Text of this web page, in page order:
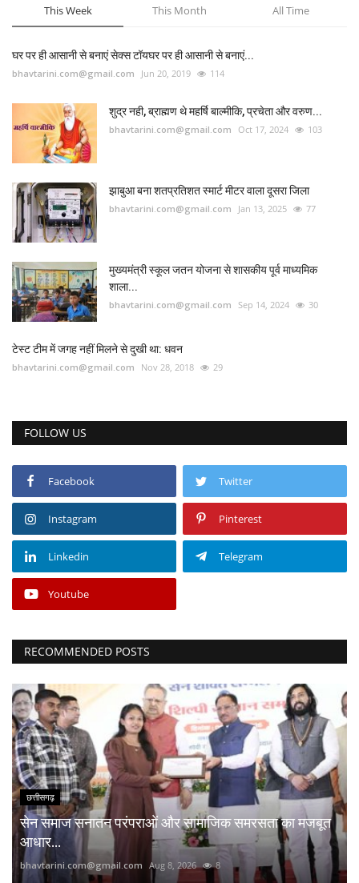
This Week This Month All Time
घर पर ही आसानी से बनाएं सेक्स टॉयघर पर ही आसानी से बनाएं...
bhavtarini.com@gmail.com Jun 20, 2019 114
शुद्र नही, ब्राह्मण थे महर्षि बाल्मीकि, प्रचेता और वरुण...
bhavtarini.com@gmail.com Oct 17, 2024 103
झाबुआ बना शतप्रतिशत स्मार्ट मीटर वाला दूसरा जिला
bhavtarini.com@gmail.com Jan 13, 2025 77
मुख्यमंत्री स्कूल जतन योजना से शासकीय पूर्व माध्यमिक
शाला...
bhavtarini.com@gmail.com Sep 14, 2024 30
टेस्ट टीम में जगह नहीं मिलने से दुखी था: धवन
bhavtarini.com@gmail.com Nov 28, 2018 29
FOLLOW US
Facebook Twitter
Instagram Pinterest
Linkedin Telegram
Youtube
RECOMMENDED POSTS
छत्तीसगढ़
सेन समाज सनातन परंपराओं और सामाजिक समरसता का मजबूत
आधार...
bhavtarini.com@gmail.com Aug 8, 2026 8